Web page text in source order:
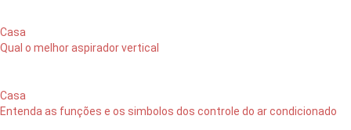
Casa
Qual o melhor aspirador vertical
Casa
Entenda as funções e os simbolos dos controle do ar condicionado